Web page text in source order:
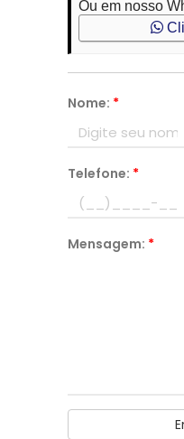
Ou em nosso
Nome: *
Telefone: *
Mensagem: *